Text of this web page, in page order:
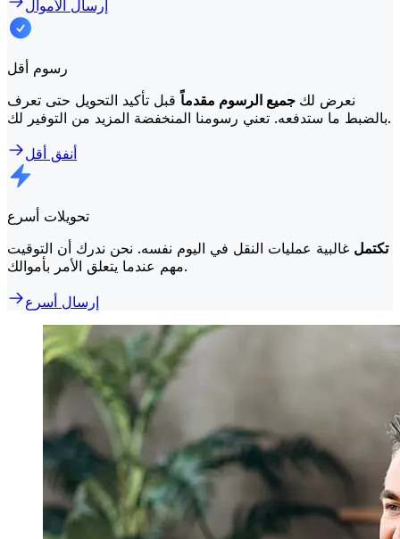
إرسال الأموال
رسوم أقل
نعرض لك جميع الرسوم مقدماًقبل تأكيد التحويل حتى تعرف
بالضبط ما ستدفعه. تعني رسومنا المنخفضة المزيد من التوفير لك.
أنفق أقل
تحويلات أسرع
تكتمل غالبية عمليات النقل في اليوم نفسه. نحن ندرك أن التوقيت
مهم عندما يتعلق الأمر بأموالك.
إرسال أسرع